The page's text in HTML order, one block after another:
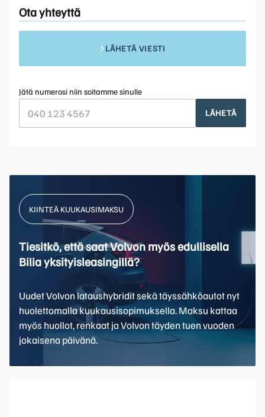
Ota yhteyttä
LÄHETÄ VIESTI
Jätä numerosi niin soitamme sinulle
LÄHETÄ
KIINTEÄ KUUKAUSIMAKSU
Tiesitkö, että saat Volvon myös edullisella
Bilia yksityisleasingillä?
Uudet Volvon lataushybridit sekä täyssähköautot nyt
huolettomalla kuukausisopimuksella. Maksu kattaa
myös huollot, renkaat ja Volvon täyden tuen vuoden
jokaisena päivänä.